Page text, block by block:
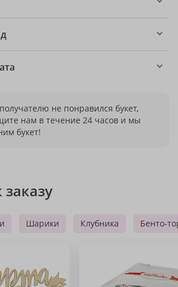
не понравился букет,
нам в течение 24 часов и мы
букет!
Шарики Клубника Бенто-